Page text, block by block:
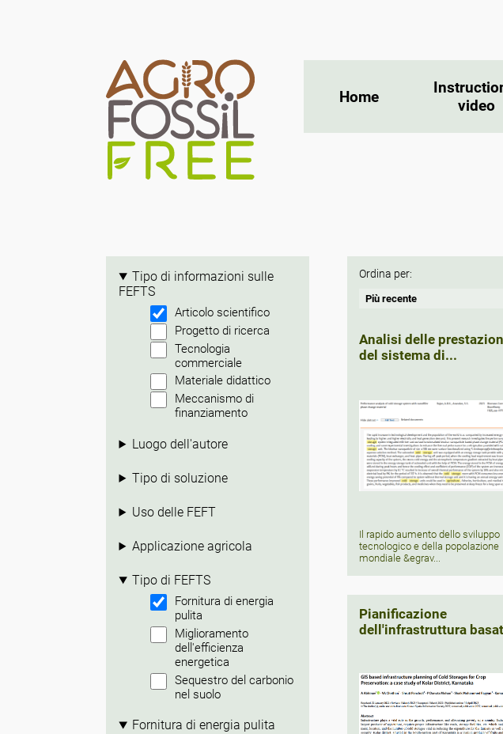
Home
video
Tipo di informazioni sulle
FEFTS
Articolo scientifico
Progetto di ricerca
Tecnologia
commerciale
Materiale didattico
Meccanismo di
finanziamento
Luogo dell'autore
Tipo di soluzione
Uso delle FEFT
Applicazione agricola
Tipo di FEFTS
Fornitura di energia
pulita
Miglioramento
dell'efficienza
energetica
Sequestro del carbonio
nel suolo
Fornitura di energia pulita
Ordina per:
Analisi delle
del sistema di...
Il rapido aumento dello sviluppo
tecnologico e della popolazione
mondiale &egrav...
Pianificazione
dell'infrastruttura